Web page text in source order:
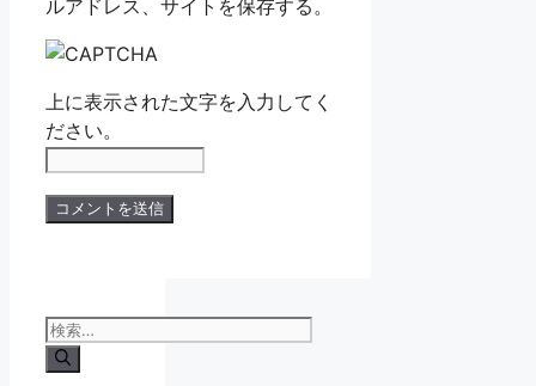
ルアドレス、サイトを保存する。
上に表示された文字を入力してく
ださい。
検
索: